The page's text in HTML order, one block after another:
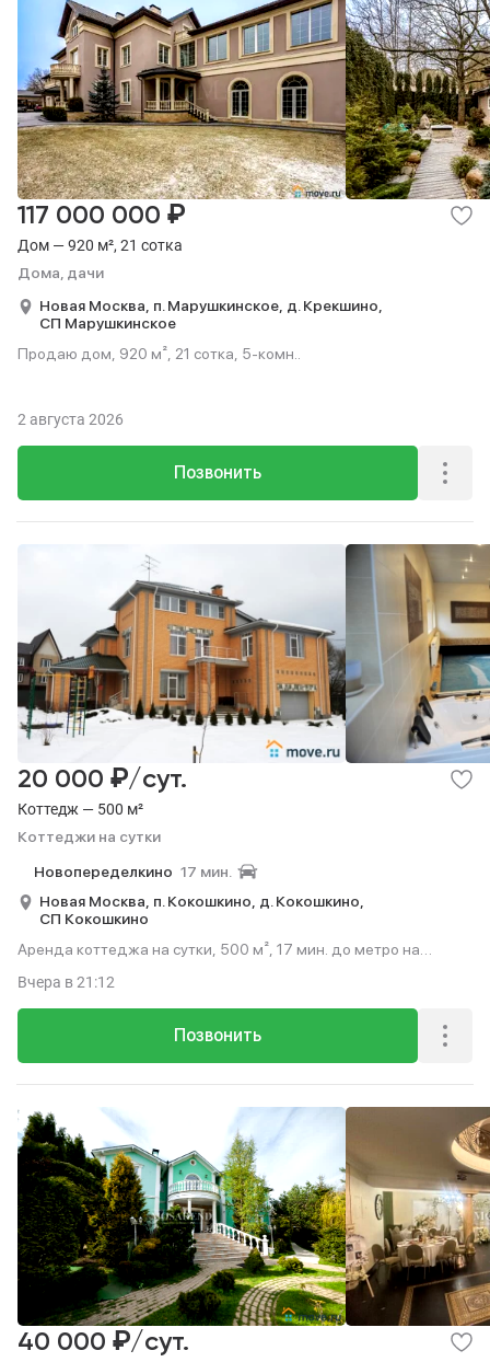
Дом — 920 м², 21 сотка
Дома, дачи
117 000 000 ₽
Новая Москва, п. Марушкинское, д. Крекшино,
СП Марушкинское
Продаю дом, 920 м², 21 сотка, 5-комн..
Позвонить
2 августа 2026
Коттедж — 500 м²
Коттеджи на сутки
20 000 ₽/сут.
Новопеределкино 17 мин.
Новая Москва, п. Кокошкино, д. Кокошкино,
СП Кокошкино
Аренда коттеджа на сутки, 500 м², 17 мин. до метро на
Позвонить
Вчера в 21:12
40 000 ₽/сут.